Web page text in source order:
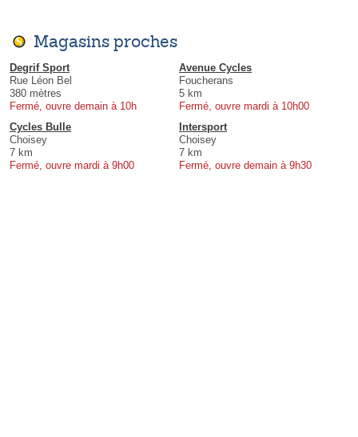
Magasins proches
Degrif Sport
Rue Léon Bel
380 mètres
Fermé, ouvre demain à 10h
Avenue Cycles
Foucherans
5 km
Fermé, ouvre mardi à 10h00
Cycles Bulle
Choisey
7 km
Fermé, ouvre mardi à 9h00
Intersport
Choisey
7 km
Fermé, ouvre demain à 9h30